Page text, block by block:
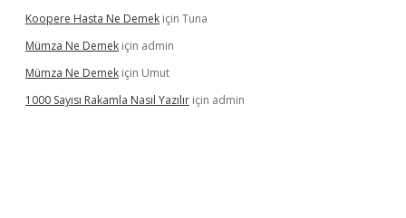
Koopere Hasta Ne Demek için Tuna
Mümza Ne Demek için admin
Mümza Ne Demek için Umut
1000 Sayısı Rakamla Nasıl Yazılır için admin